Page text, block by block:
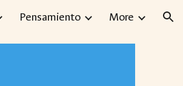
Pensamiento More